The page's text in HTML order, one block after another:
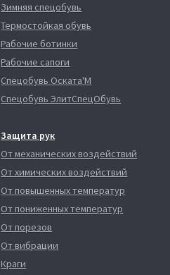
Зимняя спецобувь
Термостойкая обувь
Рабочие ботинки
Рабочие сапоги
Спецобувь Оската'М
Спецобувь ЭлитСпецОбувь
Защита рук
От механических воздействий
От химических воздействий
От повышенных температур
От пониженных температур
От порезов
От вибрации
Краги